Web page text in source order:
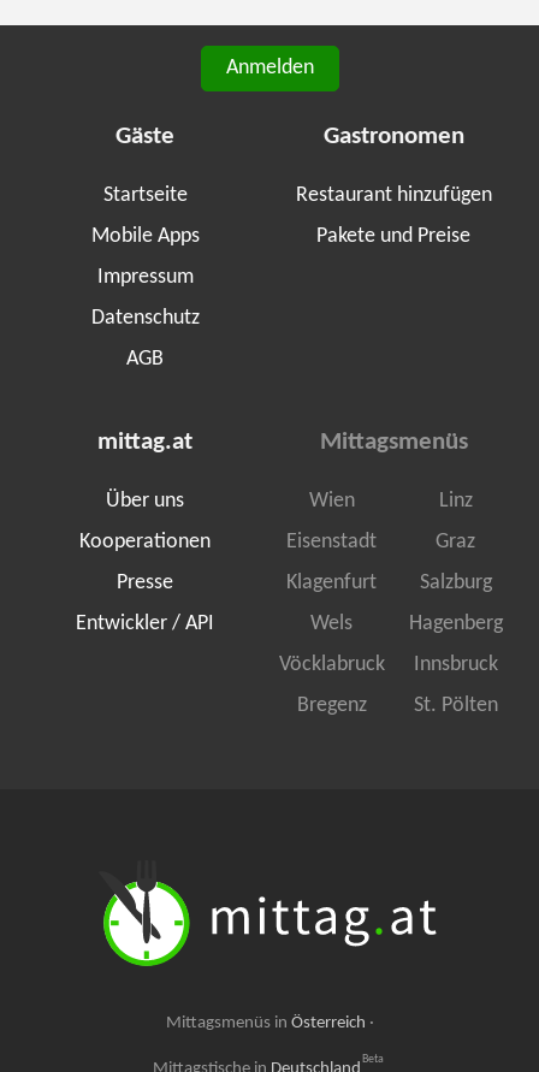
Anmelden
Gäste
Startseite
Mobile Apps
Impressum
Datenschutz
AGB
Gastronomen
Restaurant hinzufügen
Pakete und Preise
mittag.at
Über uns
Kooperationen
Presse
Entwickler / API
Mittagsmenüs
Wien
Linz
Eisenstadt
Graz
Klagenfurt
Salzburg
Wels
Hagenberg
Vöcklabruck
Innsbruck
Bregenz
St. Pölten
Mittagsmenüs in Österreich ·
Beta